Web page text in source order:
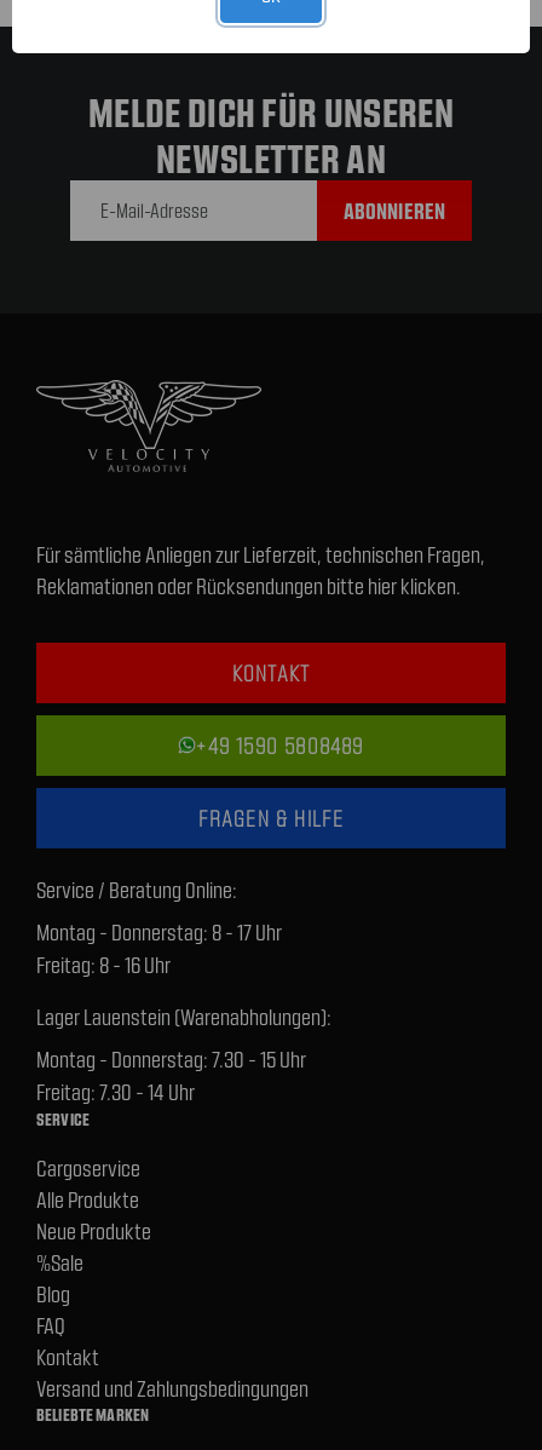
MELDE DICH FÜR UNSEREN
NEWSLETTER AN
Für sämtliche Anliegen zur Lieferzeit, technischen Fragen,
Reklamationen oder Rücksendungen bitte hier klicken.
KONTAKT
+49 1590 5808489
FRAGEN & HILFE
Service / Beratung Online:
Montag - Donnerstag: 8 - 17 Uhr
Freitag: 8 - 16 Uhr
Lager Lauenstein (Warenabholungen):
Montag - Donnerstag: 7.30 - 15 Uhr
Freitag: 7.30 - 14 Uhr
SERVICE
Cargoservice
Alle Produkte
Neue Produkte
%Sale
Blog
FAQ
Kontakt
Versand und Zahlungsbedingungen
BELIEBTE MARKEN